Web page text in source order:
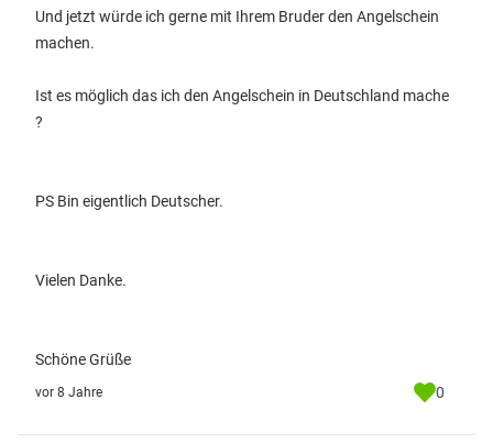
Und jetzt würde ich gerne mit Ihrem Bruder den Angelschein
machen.
Ist es möglich das ich den Angelschein in Deutschland mache
?
PS Bin eigentlich Deutscher.
Vielen Danke.
Schöne Grüße
vor 8 Jahre 0